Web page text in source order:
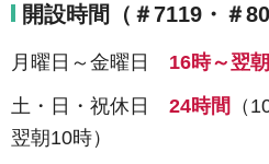
開設時間（＃7119・＃
月曜日～金曜日 16時～翌
土・日・祝休日 24時間 （
翌朝10時）